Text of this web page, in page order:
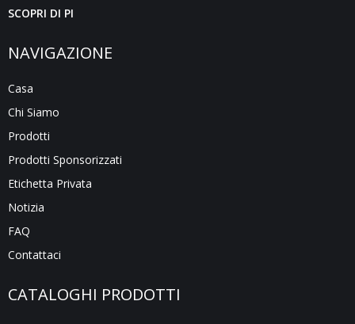
SCOPRI DI PI
NAVIGAZIONE
Casa
Chi Siamo
Prodotti
Prodotti Sponsorizzati
Etichetta Privata
Notizia
FAQ
Contattaci
CATALOGHI PRODOTTI